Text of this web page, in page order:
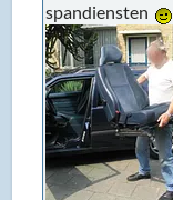
spandiensten